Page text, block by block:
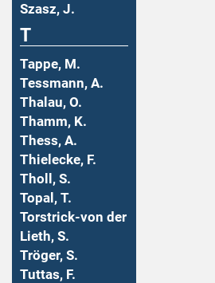
Szasz, J.
T
Tappe, M.
Tessmann, A.
Thalau, O.
Thamm, K.
Thess, A.
Thielecke, F.
Tholl, S.
Topal, T.
Torstrick-von der
Lieth, S.
Tröger, S.
Tuttas, F.